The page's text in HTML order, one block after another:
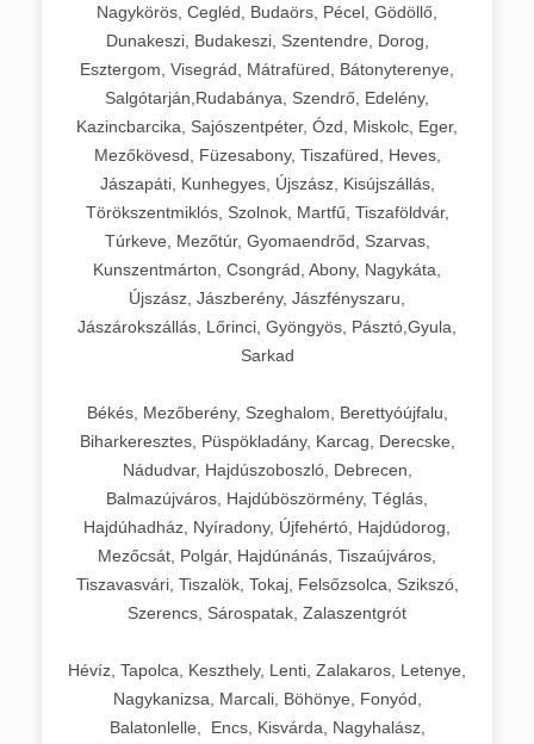
Nagykörös, Cegléd, Budaörs, Pécel, Gödöllő,
Dunakeszi, Budakeszi, Szentendre, Dorog,
Esztergom, Visegrád, Mátrafüred, Bátonyterenye,
Salgótarján,Rudabánya, Szendrő, Edelény,
Kazincbarcika, Sajószentpéter, Ózd, Miskolc, Eger,
Mezőkövesd, Füzesabony, Tiszafüred, Heves,
Jászapáti, Kunhegyes, Újszász, Kisújszállás,
Törökszentmiklós, Szolnok, Martfű, Tiszaföldvár,
Túrkeve, Mezőtúr, Gyomaendrőd, Szarvas,
Kunszentmárton, Csongrád, Abony, Nagykáta,
Újszász, Jászberény, Jászfényszaru,
Jászárokszállás, Lőrinci, Gyöngyös, Pásztó,Gyula,
Sarkad
Békés, Mezőberény, Szeghalom, Berettyóújfalu,
Biharkeresztes, Püspökladány, Karcag, Derecske,
Nádudvar, Hajdúszoboszló, Debrecen,
Balmazújváros, Hajdúböszörmény, Téglás,
Hajdúhadház, Nyíradony, Újfehértó, Hajdúdorog,
Mezőcsát, Polgár, Hajdúnánás, Tiszaújváros,
Tiszavasvári, Tiszalök, Tokaj, Felsőzsolca, Szikszó,
Szerencs, Sárospatak, Zalaszentgrót
Hévíz, Tapolca, Keszthely, Lenti, Zalakaros, Letenye,
Nagykanizsa, Marcali, Böhönye, Fonyód,
Balatonlelle, Encs, Kisvárda, Nagyhalász,